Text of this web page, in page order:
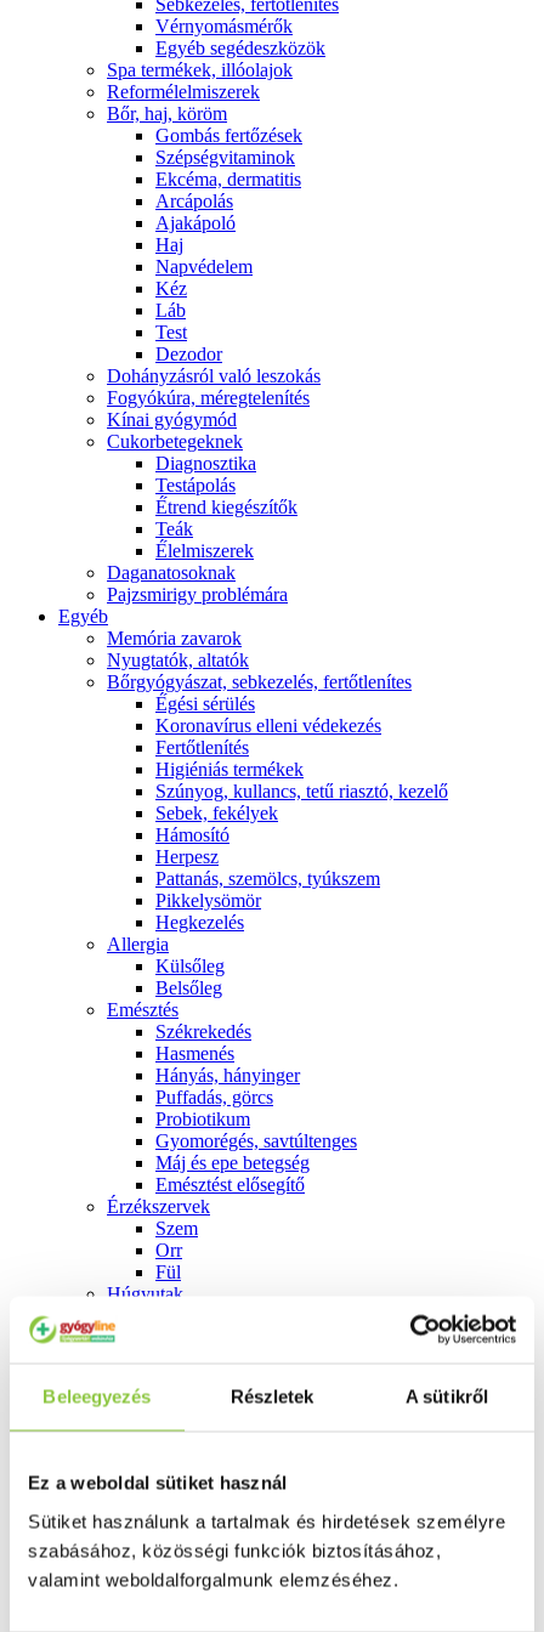
Beleegyezés Részletek A sütikről
Ez a weboldal sütiket használ
Sütiket használunk a tartalmak és hirdetések személyre
szabásához, közösségi funkciók biztosításához,
valamint weboldalforgalmunk elemzéséhez.
Sebkezelés, fertőtlenítés
Vérnyomásmérők
Egyéb segédeszközök
Spa termékek, illóolajok
Reformélelmiszerek
Bőr, haj, köröm
Gombás fertőzések
Szépségvitaminok
Ekcéma, dermatitis
Arcápolás
Ajakápoló
Haj
Napvédelem
Kéz
Láb
Test
Dezodor
Dohányzásról való leszokás
Fogyókúra, méregtelenítés
Kínai gyógymód
Cukorbetegeknek
Diagnosztika
Testápolás
É́trend kiegészítők
Teák
É́lelmiszerek
Daganatosoknak
Pajzsmirigy problémára
Egyéb
Memória zavarok
Nyugtatók, altatók
Bőrgyógyászat, sebkezelés, fertőtlenítes
É́gési sérülés
Koronavírus elleni védekezés
Fertőtlenítés
Higiéniás termékek
Szúnyog, kullancs, tetű riasztó, kezelő
Sebek, fekélyek
Hámosító
Herpesz
Pattanás, szemölcs, tyúkszem
Pikkelysömör
Hegkezelés
Allergia
Külsőleg
Belsőleg
Emésztés
Székrekedés
Hasmenés
Hányás, hányinger
Puffadás, görcs
Probiotikum
Gyomorégés, savtúltenges
Máj és epe betegség
Emésztést elősegítő
Érzékszervek
Szem
Orr
Fül
Húgyutak
Fogamzásgátlás, síkosítók, potencia
Fertőzések, hüvelyflóra helyreállítás
Prosztata
Potencia
Szív és érrrendszer
Aranyér
Visszér